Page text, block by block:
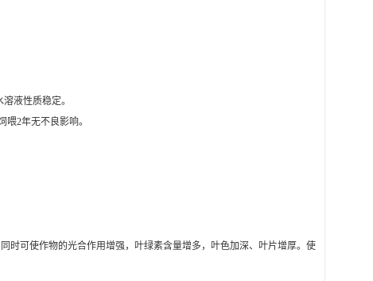
液性质稳定。
喂2年无不良影响。
时可使作物的光合作用增强，叶绿素含量增多，叶色加深、叶片增厚。使